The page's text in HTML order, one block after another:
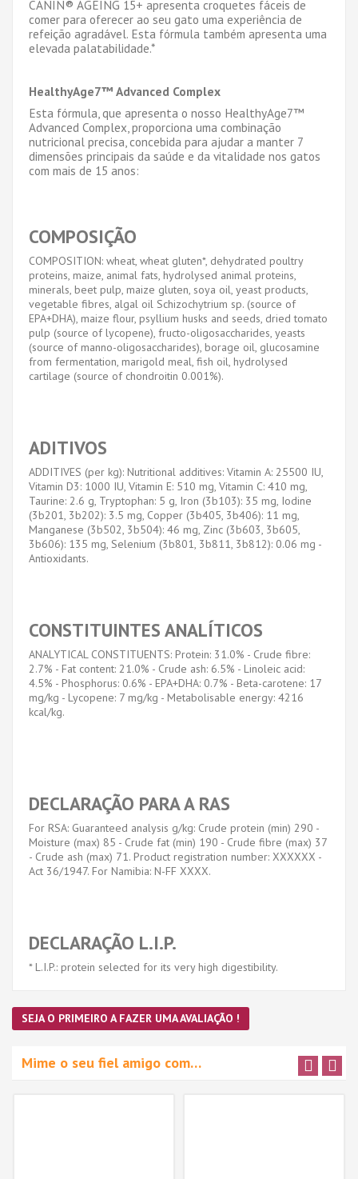
CANIN® AGEING 15+ apresenta croquetes fáceis de
comer para oferecer ao seu gato uma experiência de
refeição agradável. Esta fórmula também apresenta uma
elevada palatabilidade.*
HealthyAge7™ Advanced Complex
Esta fórmula, que apresenta o nosso HealthyAge7™
Advanced Complex, proporciona uma combinação
nutricional precisa, concebida para ajudar a manter 7
dimensões principais da saúde e da vitalidade nos gatos
com mais de 15 anos:
COMPOSIÇÃO
COMPOSITION: wheat, wheat gluten*, dehydrated poultry
proteins, maize, animal fats, hydrolysed animal proteins,
minerals, beet pulp, maize gluten, soya oil, yeast products,
vegetable fibres, algal oil Schizochytrium sp. (source of
EPA+DHA), maize flour, psyllium husks and seeds, dried tomato
pulp (source of lycopene), fructo-oligosaccharides, yeasts
(source of manno-oligosaccharides), borage oil, glucosamine
from fermentation, marigold meal, fish oil, hydrolysed
cartilage (source of chondroitin 0.001%).
ADITIVOS
ADDITIVES (per kg): Nutritional additives: Vitamin A: 25500 IU,
Vitamin D3: 1000 IU, Vitamin E: 510 mg, Vitamin C: 410 mg,
Taurine: 2.6 g, Tryptophan: 5 g, Iron (3b103): 35 mg, Iodine
(3b201, 3b202): 3.5 mg, Copper (3b405, 3b406): 11 mg,
Manganese (3b502, 3b504): 46 mg, Zinc (3b603, 3b605,
3b606): 135 mg, Selenium (3b801, 3b811, 3b812): 0.06 mg -
Antioxidants.
CONSTITUINTES ANALÍTICOS
ANALYTICAL CONSTITUENTS: Protein: 31.0% - Crude fibre:
2.7% - Fat content: 21.0% - Crude ash: 6.5% - Linoleic acid:
4.5% - Phosphorus: 0.6% - EPA+DHA: 0.7% - Beta-carotene: 17
mg/kg - Lycopene: 7 mg/kg - Metabolisable energy: 4216
kcal/kg.
DECLARAÇÃO PARA A RAS
For RSA: Guaranteed analysis g/kg: Crude protein (min) 290 -
Moisture (max) 85 - Crude fat (min) 190 - Crude fibre (max) 37
- Crude ash (max) 71. Product registration number: XXXXXX -
Act 36/1947. For Namibia: N-FF XXXX.
DECLARAÇÃO L.I.P.
* L.I.P.: protein selected for its very high digestibility.
SEJA O PRIMEIRO A FAZER UMA AVALIAÇÃO !
Mime o seu fiel amigo com…